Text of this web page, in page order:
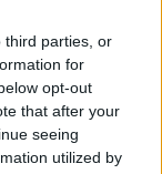
third parties, or
for
opt-out
that after your
seeing
utilized by
i presunti
- sono il
non